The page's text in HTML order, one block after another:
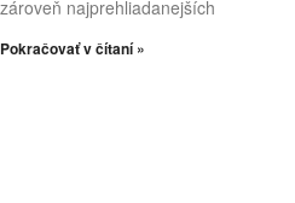
zároveň najprehliadanejších
Pokračovať v čítaní »